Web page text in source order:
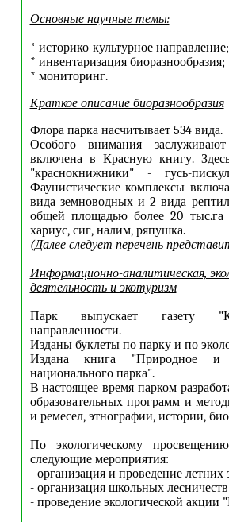
Основные научные темы:
* историко-культурное направление;
* инвентаризация биоразнообразия;
* мониторинг.
Краткое описание биоразнообразия
Флора парка насчитывает 534 вида.
Особого внимания
включена в Красную книгу.
"краснокнижники" - гусь-
Фаунистические комплексы
вида земноводных и 2 вида
общей площадью более 20
хариус, сиг, налим, ряпушка.
(Далее следует перечень
Информационно-аналитическая,
деятельность и экотуризм
Парк выпускает газету
направленности.
Изданы буклеты по парку и по
Издана книга "Природное и
национального парка".
В настоящее время парком
образовательных программ и
и ремесел, этнографии, истории,
По экологическому
следующие мероприятия:
- организация и проведение летних
- организация школьных
- проведение экологической акции